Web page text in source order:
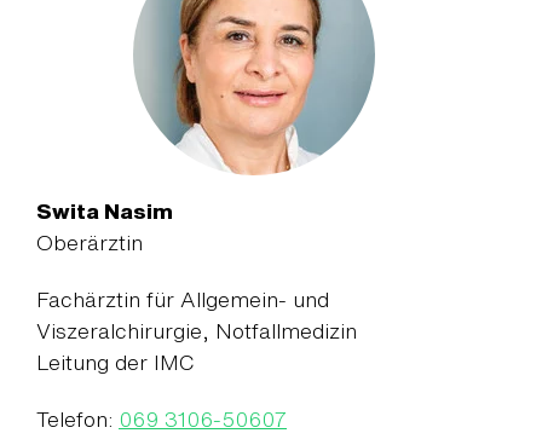
Swita Nasim
Oberärztin
Fachärztin für Allgemein- und
Viszeralchirurgie, Notfallmedizin
Leitung der IMC
Telefon: 069 3106-50607